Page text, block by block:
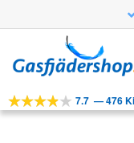
till
navigering
till
innehåll
VERKTYG7.7 —476